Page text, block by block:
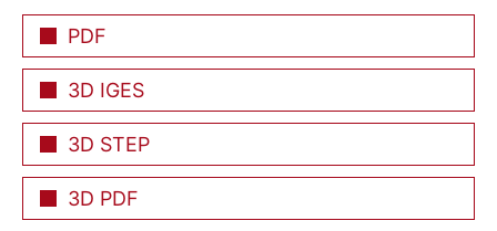
PDF
3D IGES
3D STEP
3D PDF